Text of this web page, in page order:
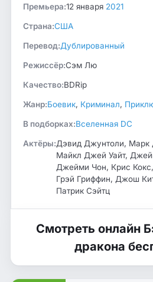
Премьера:12 января 2021
Страна:США
Перевод:Дублированный
Режиссёр:Сэм Лю
Качество:BDRip
Жанр:Боевик, Криминал,
В подборках:Вселенная DC
Актёры:Дэвид Джунтоли, Марк
Майкл Джей Уайт,
Джейми Чон, Крис
Грэй Гриффин, Джош
Патрик Сэйтц
Смотреть онлайн
дракона